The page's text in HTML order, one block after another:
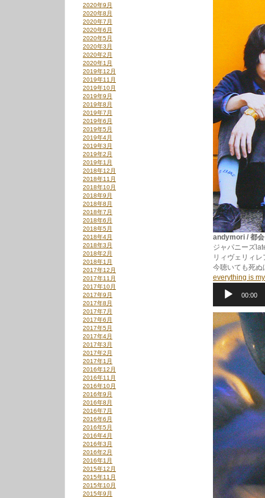
andymori / 都
ジャパニーズ
リィヴェリィ
今聴いても死ぬ
everything is
レ
ー
ヤ
ー
00:00
2020年9月
2020年8月
2020年7月
2020年6月
2020年5月
2020年3月
2020年2月
2020年1月
2019年12月
2019年11月
2019年10月
2019年9月
2019年8月
2019年7月
2019年6月
2019年5月
2019年4月
2019年3月
2019年2月
2019年1月
2018年12月
2018年11月
2018年10月
2018年9月
2018年8月
2018年7月
2018年6月
2018年5月
2018年4月
2018年3月
2018年2月
2018年1月
2017年12月
2017年11月
2017年10月
2017年9月
2017年8月
2017年7月
2017年6月
2017年5月
2017年4月
2017年3月
2017年2月
2017年1月
2016年12月
2016年11月
2016年10月
2016年9月
2016年8月
2016年7月
2016年6月
2016年5月
2016年4月
2016年3月
2016年2月
2016年1月
2015年12月
2015年11月
2015年10月
2015年9月